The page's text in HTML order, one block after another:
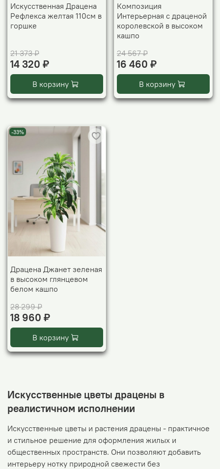
Искусственная Драцена
Рефлекса желтая 110см в
горшке
21 373 ₽
14 320 ₽
В корзину
Композиция
Интерьерная с драценой
королевской в высоком
кашпо
24 567 ₽
16 460 ₽
В корзину
-33%
Драцена Джанет зеленая
в высоком глянцевом
белом кашпо
28 299 ₽
18 960 ₽
В корзину
Искусственные цветы драцены в
реалистичном исполнении
Искусственные цветы и растения драцены - практичное
и стильное решение для оформления жилых и
общественных пространств. Они позволяют добавить
интерьеру нотку природной свежести без